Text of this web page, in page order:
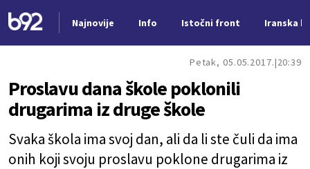
Najnovije Info Istočni front Iranska
Petak, 05.05.2017. 20:39
Proslavu dana škole poklonili
drugarima iz druge škole
Svaka škola ima svoj dan, ali da li ste čuli da ima
onih koji svoju proslavu poklone drugarima iz